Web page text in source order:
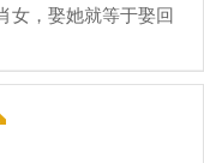
女，娶她就等于娶回